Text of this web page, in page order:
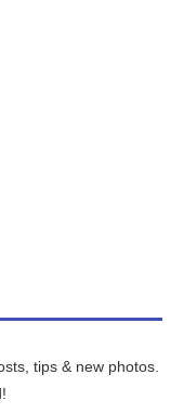
tips & new photos.